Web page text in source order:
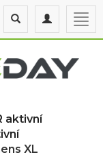
Toggle
navigation
Toggle
search
aktivní
XL